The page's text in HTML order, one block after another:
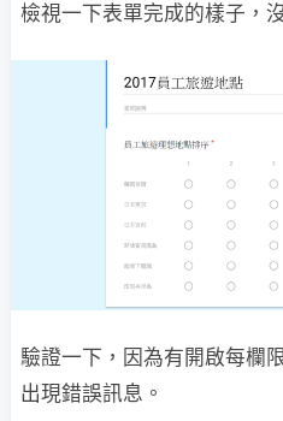
檢視一下表單完成的樣子，
驗證一下，因為有開啟每欄
出現錯誤訊息。